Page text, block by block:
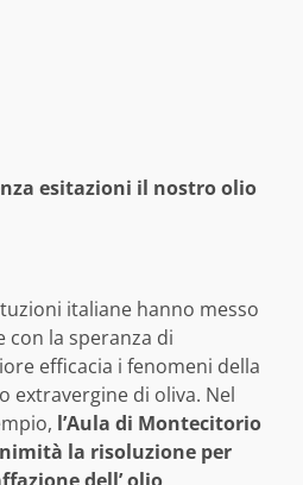
esitazioni il nostro olio
italiane hanno messo
con la speranza di
efficacia i fenomeni della
extravergine di oliva. Nel
l’Aula di Montecitorio
la risoluzione per